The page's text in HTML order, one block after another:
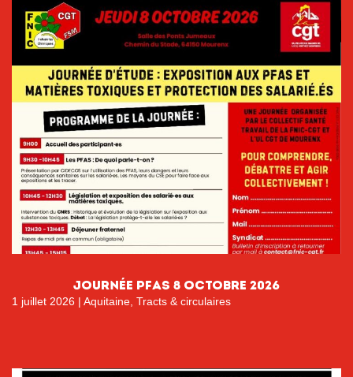
Journée PFAS 8 octobre 2026
1 juillet 2026 | Aquitaine, Tracts & circulaires